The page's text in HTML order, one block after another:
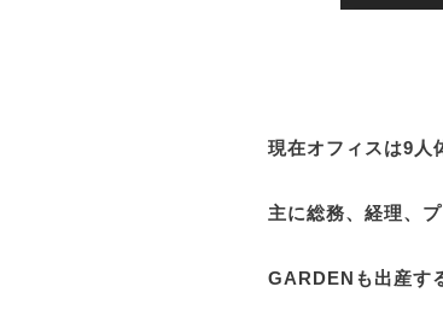
現在オフィスは9人
主に総務、経理、
GARDENも出産す